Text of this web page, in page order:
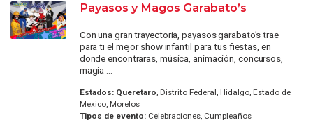
Payasos y Magos Garabato’s
Con una gran trayectoria, payasos garabato’s trae
para ti el mejor show infantil para tus fiestas, en
donde encontraras, música, animación, concursos,
magia ...
Estados: Queretaro, Distrito Federal, Hidalgo, Estado de
Mexico, Morelos
Tipos de evento:Celebraciones, Cumpleaños